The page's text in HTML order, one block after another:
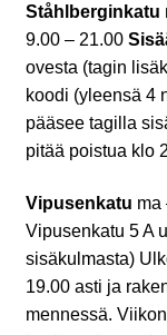
Ståhlberginkatu
9.00 – 21.00
ovesta (tagin
koodi (yleensä 4
pääsee tagilla
pitää poistua klo
Vipusenkatu ma
Vipusenkatu 5 A
sisäkulmasta)
19.00 asti ja
mennessä.